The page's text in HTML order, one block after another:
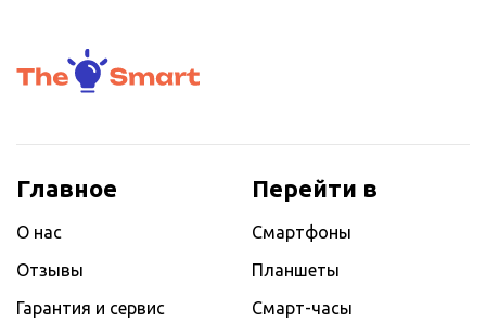
Главное
О нас
Отзывы
Гарантия и сервис
Перейти в
Смартфоны
Планшеты
Смарт-часы